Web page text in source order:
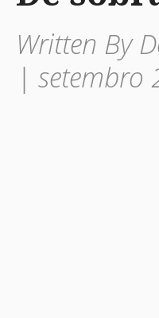
Written By
| setembro